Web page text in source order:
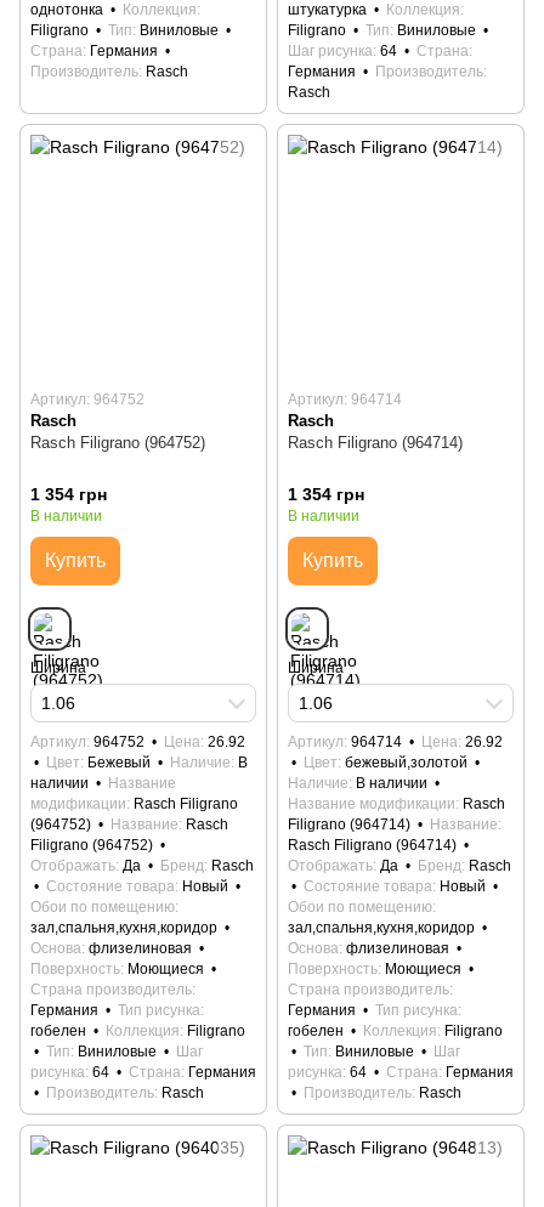
однотонка
Коллекция
Filigrano
Тип
Виниловые
Страна Германия
Производитель Rasch
штукатурка
Коллекция
Filigrano
Тип
Виниловые
Шаг рисунка 64
Страна
Германия
Производитель
Rasch
Артикул: 964752
Rasch
Rasch Filigrano (964752)
1 354 грн
В наличии
Купить
Ширина
1.06
Артикул 964752 Цена 26.92
Цвет
Бежевый Наличие
В
наличии
Название
модификации
Rasch Filigrano
(964752)
Название
Rasch
Filigrano (964752)
Отображать Да Бренд Rasch
Состояние товара Новый
Обои по помещению
зал,спальня,кухня,коридор
Основа флизелиновая
Поверхность Моющиеся
Страна производитель
Германия
Тип рисунка
гобелен
Коллекция
Filigrano
Тип
Виниловые
Шаг
рисунка 64 Страна Германия
Производитель Rasch
Артикул: 964714
Rasch
Rasch Filigrano (964714)
1 354 грн
В наличии
Купить
Ширина
1.06
Артикул 964714 Цена 26.92
Цвет бежевый,золотой
Наличие
В наличии
Название модификации
Rasch
Filigrano (964714)
Название
Rasch Filigrano (964714)
Отображать Да Бренд Rasch
Состояние товара Новый
Обои по помещению
зал,спальня,кухня,коридор
Основа флизелиновая
Поверхность Моющиеся
Страна производитель
Германия
Тип рисунка
гобелен
Коллекция
Filigrano
Тип
Виниловые
Шаг
рисунка 64 Страна Германия
Производитель Rasch